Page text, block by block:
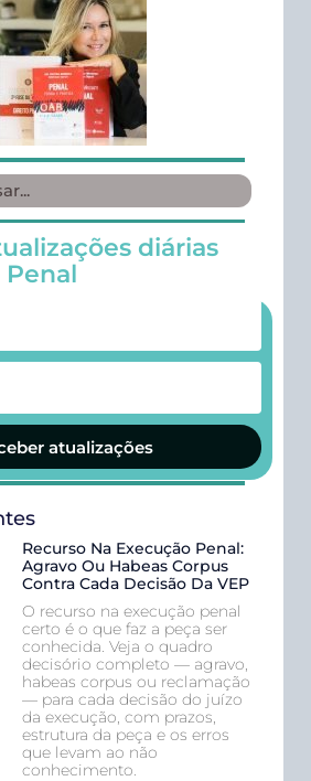
diárias
atualizações
Recurso Na Execução Penal:
Agravo Ou Habeas Corpus
Contra Cada Decisão Da VEP
O recurso na execução penal
certo é o que faz a peça ser
conhecida. Veja o quadro
decisório completo — agravo,
habeas corpus ou reclamação
— para cada decisão do juízo
da execução, com prazos,
estrutura da peça e os erros
que levam ao não
conhecimento.